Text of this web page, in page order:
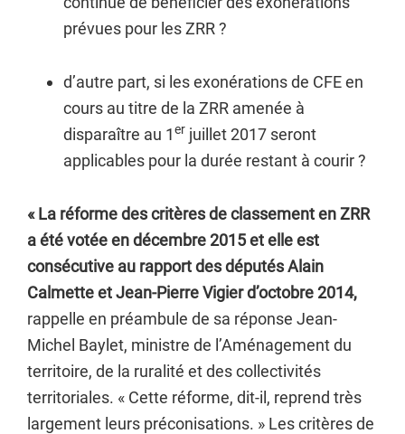
prévues pour les ZRR ?
d’autre part, si les exonérations de CFE en
cours au titre de la ZRR amenée à
disparaître au 1er juillet 2017 seront
applicables pour la durée restant à courir ?
« La réforme des critères de classement en ZRR
a été votée en décembre 2015 et elle est
consécutive au rapport des députés Alain
Calmette et Jean-Pierre Vigier d’octobre 2014,
rappelle en préambule de sa réponse Jean-
Michel Baylet, ministre de l’Aménagement du
territoire, de la ruralité et des collectivités
territoriales. « Cette réforme, dit-il, reprend très
largement leurs préconisations. » Les critères de